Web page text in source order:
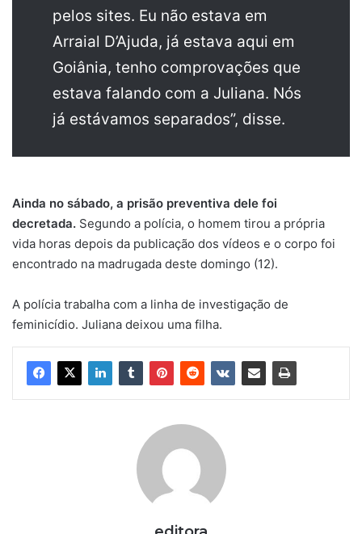
pelos sites. Eu não estava em
Arraial D’Ajuda, já estava aqui em
Goiânia, tenho comprovações que
estava falando com a Juliana. Nós
já estávamos separados”, disse.
Ainda no sábado, a prisão preventiva dele foi
decretada. Segundo a polícia, o homem tirou a própria
vida horas depois da publicação dos vídeos e o corpo foi
encontrado na madrugada deste domingo (12).
A polícia trabalha com a linha de investigação de
feminicídio. Juliana deixou uma filha.